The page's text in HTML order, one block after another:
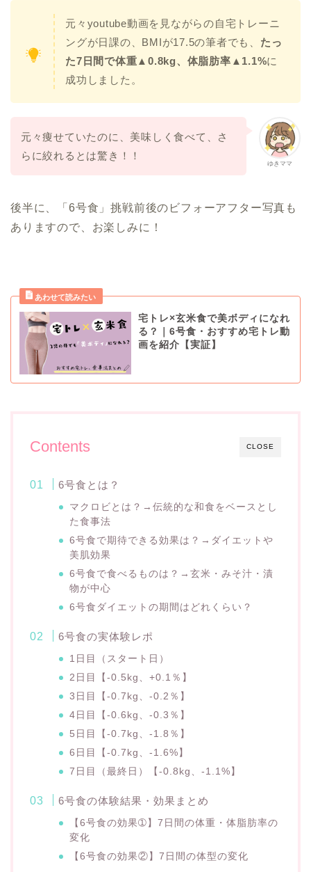
元々youtube動画を見ながらの自宅トレーニ
ングが日課の、BMIが17.5の筆者でも、 たっ
た7日間で体重▲0.8kg、体脂肪率▲1.1%に
成功しました。
ゆきママ
元々痩せていたのに、美味しく食べて、さ
らに絞れるとは驚き！！
後半に、「6号食」挑戦前後のビフォーアフター写真も
ありますので、お楽しみに！
宅トレ×玄米食で美ボディになれ
る？｜6号食・おすすめ宅トレ動
画を紹介【実証】
CLOSE
Contents
6号食とは？
マクロビとは？→伝統的な和食をベースとし
た食事法
6号食で期待できる効果は？→ダイエットや
美肌効果
6号食で食べるものは？→玄米・みそ汁・漬
物が中心
6号食ダイエットの期間はどれくらい？
6号食の実体験レポ
1日目（スタート日）
2日目【-0.5kg、+0.1％】
3日目【-0.7kg、-0.2％】
4日目【-0.6kg、-0.3％】
5日目【-0.7kg、-1.8％】
6日目【-0.7kg、-1.6%】
7日目（最終日）【-0.8kg、-1.1%】
6号食の体験結果・効果まとめ
【6号食の効果➀】7日間の体重・体脂肪率の
変化
【6号食の効果②】7日間の体型の変化